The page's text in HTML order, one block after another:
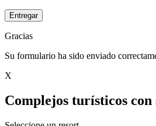
Entregar
Gracias
Su formulario ha sido enviado
X
Complejos turísticos con